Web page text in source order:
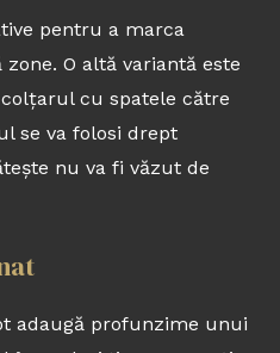
pentru a marca
O altă variantă este
cu spatele către
se va folosi drept
nu va fi văzut de
adaugă profunzime unui